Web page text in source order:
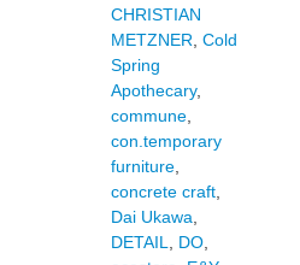
CHRISTIAN
METZNER Cold
Spring
Apothecary,
commune,
con.temporary
furniture,
concrete craft,
Dai Ukawa
DETAIL
DO,